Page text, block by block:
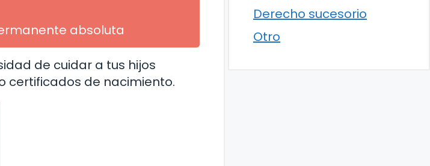
absoluta
de cuidar a tus hijos
certificados de nacimiento.
Derecho sucesorio
Otro